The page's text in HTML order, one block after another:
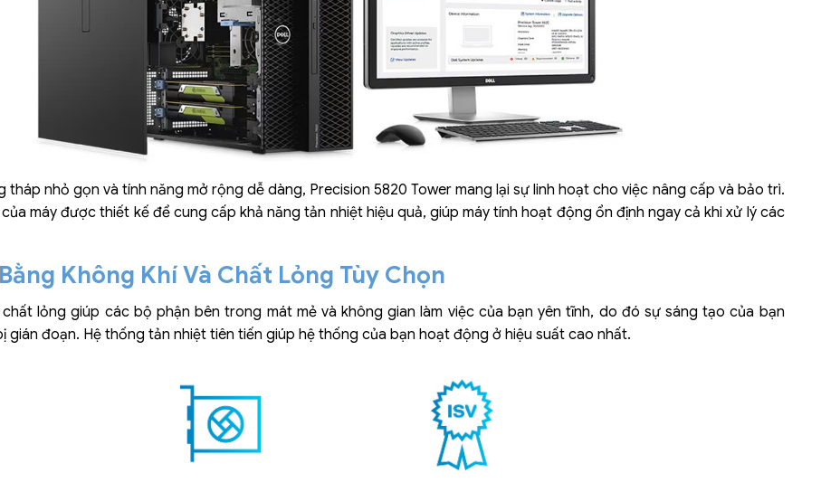
tháp nhỏ gọn và tính năng mở rộng dễ dàng, Precision 5820 Tower mang lại sự linh hoạt cho việc nâng cấp và bảo trì.
máy được thiết kế để cung cấp khả năng tản nhiệt hiệu quả, giúp máy tính hoạt động ổn định ngay cả khi xử lý các
Không Khí Và Chất Lỏng Tùy Chọn
lỏng giúp các bộ phận bên trong mát mẻ và không gian làm việc của bạn yên tĩnh, do đó sự sáng tạo của bạn
gián đoạn. Hệ thống tản nhiệt tiên tiến giúp hệ thống của bạn hoạt động ở hiệu suất cao nhất.